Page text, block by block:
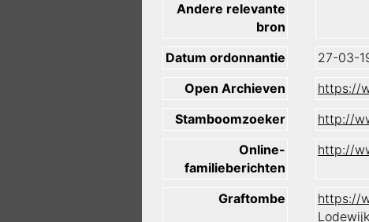
Andere relevante
bron
Datum ordonnantie
27-03-
Open Archieven
https://
Stamboomzoeker
http://
Online-
familieberichten
http://
Graftombe
https://